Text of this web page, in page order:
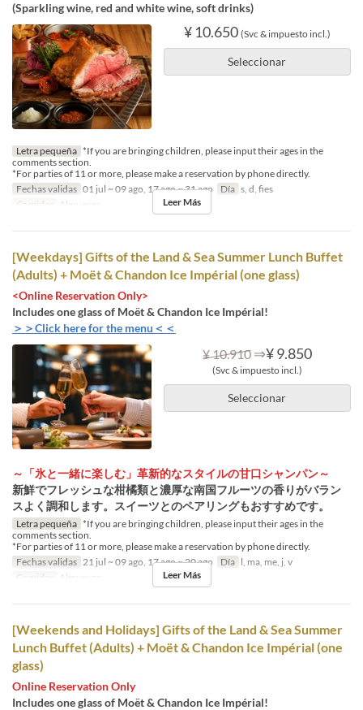
(Sparkling wine, red and white wine, soft drinks)
¥ 10.650 (Svc & impuesto incl.)
Seleccionar
Letra pequeña *If you are bringing children, please input their ages in the
comments section.
*For parties of 11 or more, please make a reservation by phone directly.
Fechas validas 01 jul ~ 09 ago, 17 ago ~ 31 ago Día s, d, fies
Comidas
Almuerzo Leer Más
[Weekdays] Gifts of the Land & Sea Summer Lunch Buffet
(Adults) + Moët & Chandon Ice Impérial (one glass)
<Online Reservation Only>
Includes one glass of Moët & Chandon Ice Impérial!
＞＞Click here for the menu＜＜
¥ 10.910 ⇒¥ 9.850
(Svc & impuesto incl.)
Seleccionar
～「氷と一緒に楽しむ」革新的なスタイルの甘口シャンパン～
新鮮でフレッシュな柑橘類と濃厚な南国フルーツの香りがバラン
スよく調和します。スイーツとのペアリングもおすすめです。
Letra pequeña *If you are bringing children, please input their ages in the
comments section.
*For parties of 11 or more, please make a reservation by phone directly.
Fechas validas 21 jul ~ 09 ago, 17 ago ~ 20 ago Día l, ma, me, j, v
Comidas
Almuerzo Leer Más
[Weekends and Holidays] Gifts of the Land & Sea Summer
Lunch Buffet (Adults) + Moët & Chandon Ice Impérial (one
glass)
Online Reservation Only
Includes one glass of Moët & Chandon Ice Impérial!